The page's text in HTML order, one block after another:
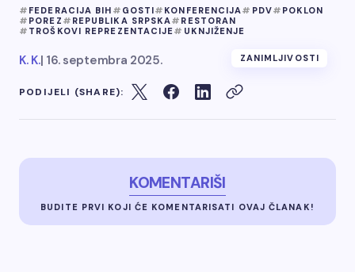
FEDERACIJA BIH GOSTI KONFERENCIJA PDV
POKLON
POREZ
REPUBLIKA SRPSKA
RESTORAN
TROŠKOVI REPREZENTACIJE
UKNJIŽENJE
K. K.| 16. septembra 2025. ZANIMLJIVOSTI
PODIJELI (SHARE):
KOMENTARIŠI
BUDITE PRVI KOJI ĆE KOMENTARISATI OVAJ ČLANAK!